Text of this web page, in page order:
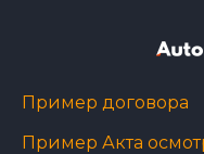
Пример договора
Пример Акта